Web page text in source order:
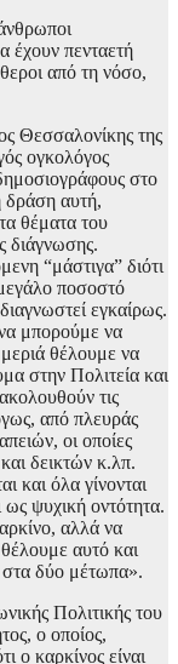
έχουν πενταετή
από τη νόσο,
Θεσσαλονίκης της
ογκολόγος
στο
δράση αυτή,
θέματα του
διάγνωσης.
“μάστιγα” διότι
ποσοστό
εγκαίρως.
μπορούμε να
θέλουμε να
στην Πολιτεία και
τις
από πλευράς
οι οποίες
δεικτών κ.λπ.
και όλα γίνονται
ψυχική οντότητα.
αλλά να
αυτό και
δύο μέτωπα».
Πολιτικής του
ο οποίος,
ο καρκίνος είναι